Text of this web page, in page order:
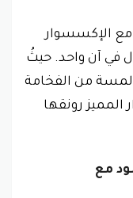
مع الإكسسوار
في آن واحد. حيثُ
لمسة من الفخامة
المميز رونقها
مع